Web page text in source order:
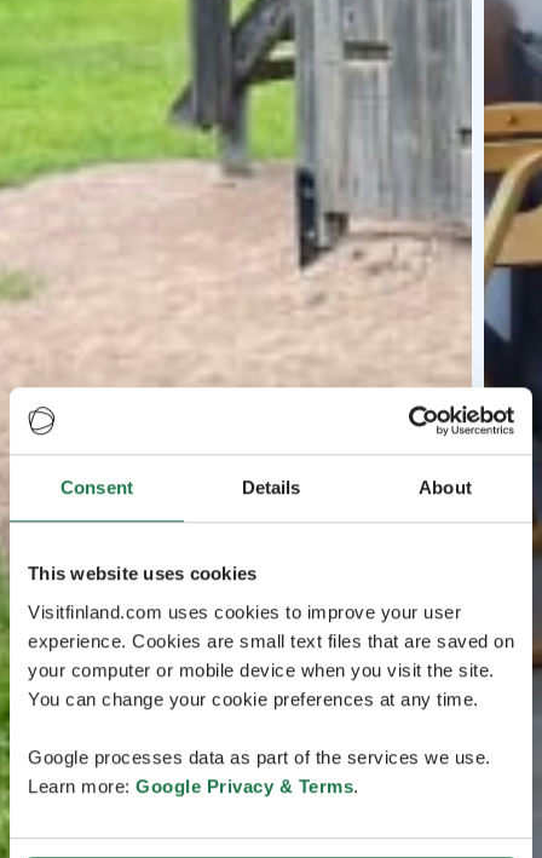
Consent Details About
This website uses cookies
Visitfinland.com uses cookies to improve your user
experience. Cookies are small text files that are saved on
your computer or mobile device when you visit the site.
You can change your cookie preferences at any time.
Google processes data as part of the services we use.
Learn more: Google Privacy & Terms.